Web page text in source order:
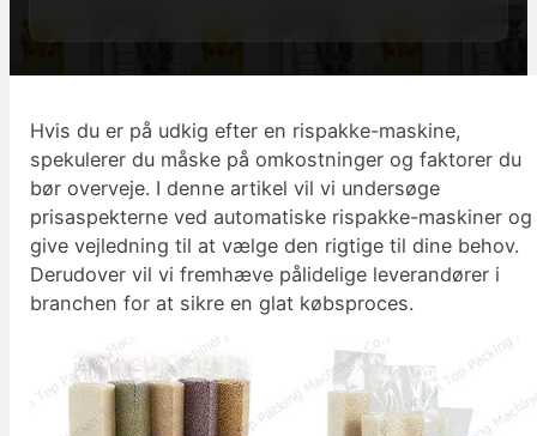
Hvis du er på udkig efter en rispakke-maskine,
spekulerer du måske på omkostninger og faktorer du
bør overveje. I denne artikel vil vi undersøge
prisaspekterne ved automatiske rispakke-maskiner og
give vejledning til at vælge den rigtige til dine behov.
Derudover vil vi fremhæve pålidelige leverandører i
branchen for at sikre en glat købsproces.